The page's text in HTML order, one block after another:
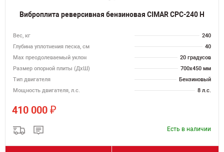
Виброплита реверсивная бензиновая CIMAR CPC-240 H
Вес, кг
240
Глубина уплотнения песка, см
40
Max преодолеваемый уклон
20 градусов
Размер опорной плиты (ДхШ)
700х450 мм
Тип двигателя
Бензиновый
Мощность двигателя, л.с.
8 л.с.
410 000 ₽
Есть в наличии